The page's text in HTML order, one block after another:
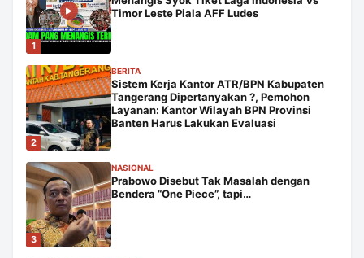
1
Timor Leste Piala AFF Ludes
2
BERITA
Sistem Kerja Kantor ATR/BPN Kabupaten
Tangerang Dipertanyakan ?, Pemohon
Layanan: Kantor Wilayah BPN Provinsi
Banten Harus Lakukan Evaluasi
3
NASIONAL
Prabowo Disebut Tak Masalah dengan
Bendera “One Piece”, tapi…